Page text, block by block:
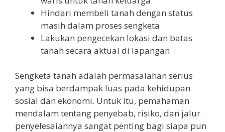
Hindari membeli tanah dengan status
masih dalam proses sengketa
Lakukan pengecekan lokasi dan batas
tanah secara aktual di lapangan
Sengketa tanah adalah permasalahan serius
yang bisa berdampak luas pada kehidupan
sosial dan ekonomi. Untuk itu, pemahaman
mendalam tentang penyebab, risiko, dan jalur
penyelesaiannya sangat penting bagi siapa pun